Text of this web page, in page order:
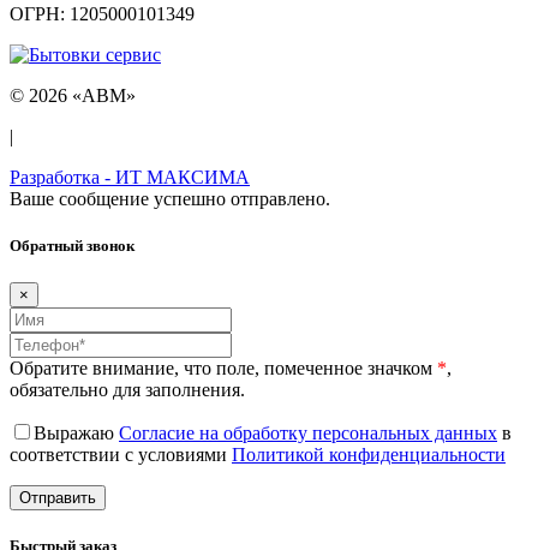
ОГРН: 1205000101349
© 2026 «ABM»
|
Разработка - ИТ МАКСИМА
Ваше сообщение успешно отправлено.
Обратный звонок
×
Обратите внимание, что поле, помеченное значком *,
обязательно для заполнения.
Выражаю Согласие на обработку персональных данных в
соответствии с условиями Политикой конфиденциальности
Быстрый заказ